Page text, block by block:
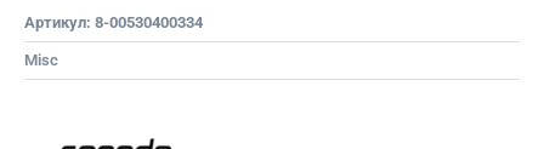
Артикул: 8-00530400334
Misc